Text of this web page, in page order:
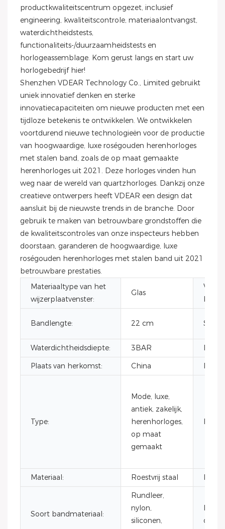
productkwaliteitscentrum opgezet, inclusief
engineering, kwaliteitscontrole, materiaalontvangst,
waterdichtheidstests,
functionaliteits-/duurzaamheidstests en
horlogeassemblage. Kom gerust langs en start uw
horlogebedrijf hier!
Shenzhen VDEAR Technology Co., Limited gebruikt
uniek innovatief denken en sterke
innovatiecapaciteiten om nieuwe producten met een
tijdloze betekenis te ontwikkelen. We ontwikkelen
voortdurend nieuwe technologieën voor de productie
van hoogwaardige, luxe roségouden herenhorloges
met stalen band, zoals de op maat gemaakte
herenhorloges uit 2021. Deze horloges vinden hun
weg naar de wereld van quartzhorloges. Dankzij onze
creatieve ontwerpers heeft VDEAR een design dat
aansluit bij de nieuwste trends in de branche. Door
gebruik te maken van betrouwbare grondstoffen die
de kwaliteitscontroles van onze inspecteurs hebben
doorstaan, garanderen de hoogwaardige, luxe
roségouden herenhorloges met stalen band uit 2021
betrouwbare prestaties.
Materiaaltype van het
wijzerplaatvenster:
Glas
Vorm
Bandlengte: 22 cm
Waterdichtheidsdiepte: 3BAR
Plaats van herkomst:
China
Type:
Mode, luxe,
antiek, zakelijk,
herenhorloges,
op maat
gemaakt
Materiaal: Roestvrij staal
Soort bandmateriaal:
Rundleer,
nylon,
siliconen,
de